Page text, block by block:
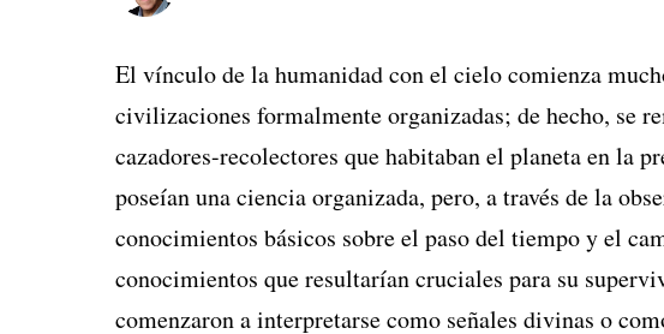
El vínculo de la humanidad con el cielo comienza
civilizaciones formalmente organizadas; de hecho, se
cazadores-recolectores que habitaban el planeta en la
poseían una ciencia organizada, pero, a través de la
conocimientos básicos sobre el paso del tiempo y el
conocimientos que resultarían cruciales para su
comenzaron a interpretarse como señales divinas o